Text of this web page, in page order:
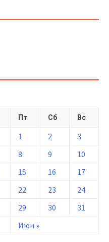
Пт Сб Вс
Июн »
1 2
3
8 9
10
15 16
17
22 23
24
29 30 31